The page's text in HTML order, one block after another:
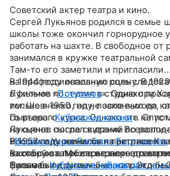
Советский актер театра и кино.
Сергей Лукьянов родился в семье
школы тоже окончил горнорудное
работать на шахте. В свободное от
занимался в кружке театральной
Там-то его заметили и пригласили
на профессиональную сцену. В
Лукьянов поступил в студию при
им. Шевченко, но не закончил ее,
со второго курса. Однако это не
на сцене: после скитаний по
России и Украины был приглашен в
Вахтангова. Много играл и в
Булычев и другие» был награжден
В 1944 году исполнил роль
в фильме «Поединок». Однако
только в 1950 году, после выхода
Пырьева «Кубанские казаки».
Лукьянов сыграл в драме
«Возвращение Василия Бортникова
за собой статус серьезного
После были фильмы «Большая
В 1957 году женился на актрисе
в которую влюбился с первого
фильма «Кубанские казаки». Это